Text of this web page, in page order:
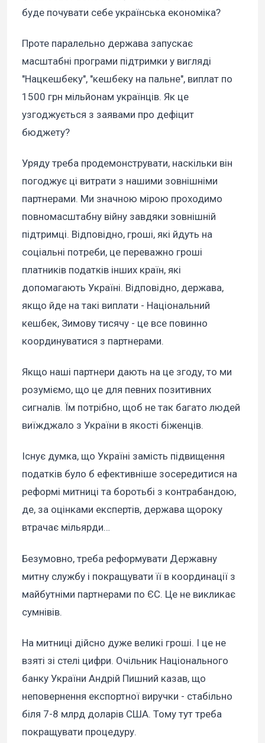
буде почувати себе українська економіка?
Проте паралельно держава запускає
масштабні програми підтримки у вигляді
"Нацкешбеку", "кешбеку на пальне", виплат по
1500 грн мільйонам українців. Як це
узгоджується з заявами про дефіцит
бюджету?
Уряду треба продемонструвати, наскільки він
погоджує ці витрати з нашими зовнішніми
партнерами. Ми значною мірою проходимо
повномасштабну війну завдяки зовнішній
підтримці. Відповідно, гроші, які йдуть на
соціальні потреби, це переважно гроші
платників податків інших країн, які
допомагають Україні. Відповідно, держава,
якщо йде на такі виплати - Національний
кешбек, Зимову тисячу - це все повинно
координуватися з партнерами.
Якщо наші партнери дають на це згоду, то ми
розуміємо, що це для певних позитивних
сигналів. Їм потрібно, щоб не так багато людей
виїжджало з України в якості біженців.
Існує думка, що Україні замість підвищення
податків було б ефективніше зосередитися на
реформі митниці та боротьбі з контрабандою,
де, за оцінками експертів, держава щороку
втрачає мільярди…
Безумовно, треба реформувати Державну
митну службу і покращувати її в координації з
майбутніми партнерами по ЄС. Це не викликає
сумнівів.
На митниці дійсно дуже великі гроші. І це не
взяті зі стелі цифри. Очільник Національного
банку України Андрій Пишний казав, що
неповернення експортної виручки - стабільно
біля 7-8 млрд доларів США. Тому тут треба
покращувати процедуру.